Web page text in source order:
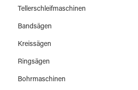
Tellerschleifmaschinen
Bandsägen
Kreissägen
Ringsägen
Bohrmaschinen